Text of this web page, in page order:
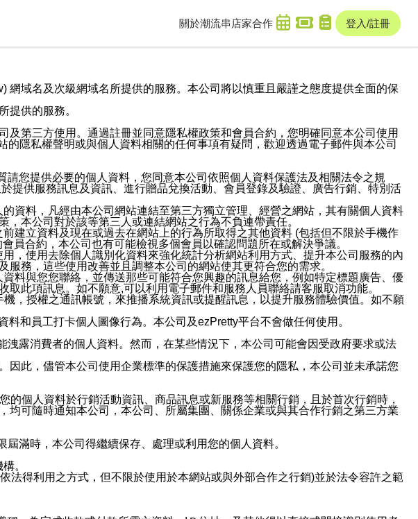
關於潮流串 店家合作 登入/註冊
網域名及次級網域名所提供的服務。本公司將以慎重且嚴謹之態度提供全面的保
提供的服務。
第三方使用。通過註冊並同意隱私權政策和會員合約，您明確同意本公司使用
隱私權聲明或與個人資料相關的任何事項有疑問，歡迎透過電子郵件與本公司
您提供必要的個人資料，您同意本公司依照個人資料保護法及相關法令之規
提供服務訊息及資訊、進行贈品兌換活動、會員登錄及驗證、廣告行銷、特別活
資料，凡經由本公司網站連結至第三方獨立管理、經營之網站，其有關個人資料
本公司對於該等第三人或連結網站之行為不負連帶責任。
建立資料及現在或過去在網站上的行為所取得之其他資料 (包括但不限於手機作
員合約，本公司也有可能檢視多個會員以確認問題所在或解決爭議。
，使用去除個人識別化資料來強化統計分析網站利用方式、提升本公司服務的內
務，這些使用改善並且調整本公司的網站使其更符合您的需求。
料與您您聯絡，並傳送那些可能符合您興趣的訊息給您，例如特定標題廣告、優
此項訊息。如不願意,可以利用電子郵件和服務人員聯絡請客服取消功能。
，授權之通訊帳號，來推播系統資訊或提醒訊息，以提升服務體驗價值。如不願
和員工打卡個人圖像行為。本公司及ezPretty平台不會做任何使用。
露消費者的個人資料。然而，在某些情況下，本公司可能會因受政府要求或法
此，儘管本公司使用企業標準的保護措施來保護您的隱私，本公司並未承諾您
個人資料於行銷活動資訊、商品訊息或新服務等相關行銷，且於首次行銷時，
可隨時通知本公司，本公司、所屬集團、關係企業或與其合作行銷之第三方業
滿時，本公司得繼續保存、處理或利用您的個人資料。
。
得利用之方式，但不限於使用於本網站或與外部合作之行銷)並於法令容許之範